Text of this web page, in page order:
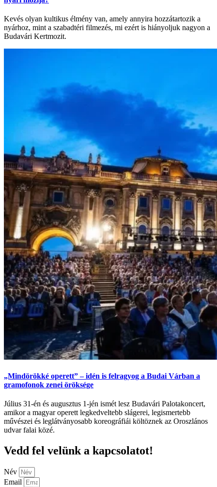
Kevés olyan kultikus élmény van, amely annyira hozzátartozik a
nyárhoz, mint a szabadtéri filmezés, mi ezért is hiányoljuk nagyon a
Budavári Kertmozit.
„Mindörökké operett” – idén is felragyog a Budai Várban a
gramofonok zenei öröksége
Július 31-én és augusztus 1-jén ismét lesz Budavári Palotakoncert,
amikor a magyar operett legkedveltebb slágerei, legismertebb
művészei és leglátványosabb koreográfiái költöznek az Oroszlános
udvar falai közé.
Vedd fel velünk a kapcsolatot!
Név
Email